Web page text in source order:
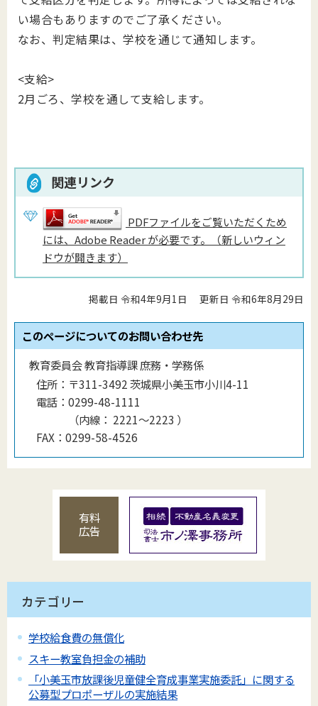
い場合もありますのでご了承ください。
なお、判定結果は、学校を通じて通知します。
<支給>
2月ごろ、学校を通して支給します。
関連リンク
PDFファイルをご覧いただくため
には、Adobe Reader が必要です。（新しいウィン
ドウが開きます）
掲載日 令和4年9月1日 更新日 令和6年8月29日
このページについてのお問い合わせ先
教育委員会 教育指導課 庶務・学務係
住所： 〒311-3492 茨城県小美玉市小川4-11
電話： 0299-48-1111
（内線 ： 2221〜2223 ）
FAX： 0299-58-4526
有料
広告
カテゴリー
学校給食費の無償化
スキー教室負担金の補助
「小美玉市放課後児童健全育成事業実施委託」に関する
公募型プロポーザルの実施結果